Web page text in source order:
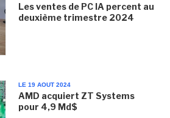
Les ventes de PC IA percent au
deuxième trimestre 2024
LE 19 AOUT 2024
AMD acquiert ZT Systems
pour 4,9 Md$